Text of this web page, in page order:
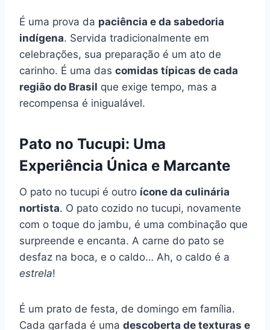
É uma prova da paciência e da sabedoria
indígena. Servida tradicionalmente em
celebrações, sua preparação é um ato de
carinho. É uma das comidas típicas de cada
região do Brasil que exige tempo, mas a
recompensa é inigualável.
Pato no Tucupi: Uma
Experiência Única e Marcante
O pato no tucupi é outro ícone da culinária
nortista. O pato cozido no tucupi, novamente
com o toque do jambu, é uma combinação que
surpreende e encanta. A carne do pato se
desfaz na boca, e o caldo… Ah, o caldo é a
estrela!
É um prato de festa, de domingo em família.
Cada garfada é uma descoberta de texturas e